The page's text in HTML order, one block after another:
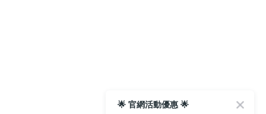
🌟 官網活動優惠 🌟